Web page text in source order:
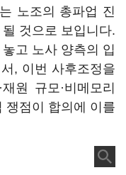
노조의 총파업 진
것으로 보입니다.
고 노사 양측의 입
, 이번 사후조정을
원 규모·비메모리
쟁점이 합의에 이를